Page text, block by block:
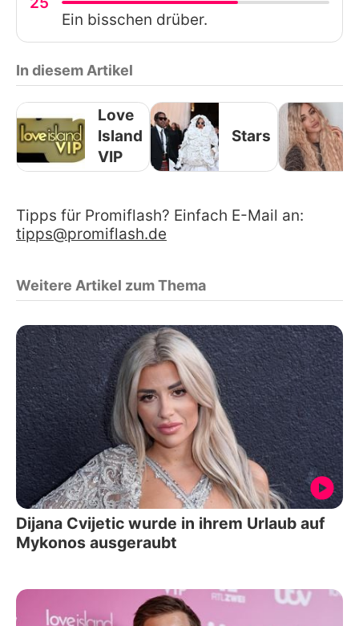
Ein bisschen drüber.
In diesem Artikel
Love
Island
VIP
Stars
Tipps für Promiflash? Einfach E-Mail an:
tipps@promiflash.de
Weitere Artikel zum Thema
Dijana Cvijetic wurde in ihrem Urlaub auf
Mykonos ausgeraubt